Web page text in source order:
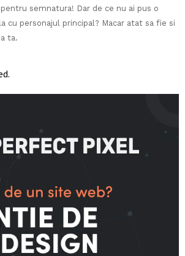
semnatura! Dar de ce nu ai pus o
cu personajul principal? Macar atat sa fie si
ta.